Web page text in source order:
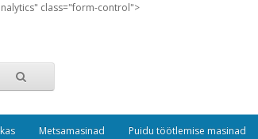
class="form-control">
Metsamasinad Puidu töötlemise masinad